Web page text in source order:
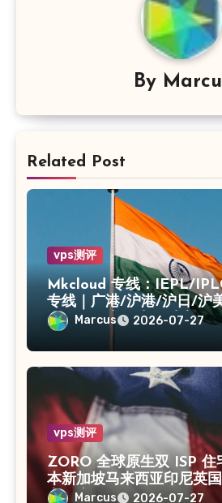
By
Related Post
vps测评
Mkcloud 专线：IEPL/
专线｜广港/沪港/沪日/沪
海CN2｜入口出口独享IP
Marcus 2026-07-27
vps测评
ZORO 全球原生双 ISP 住
本新加坡马来西亚印尼英
享静态 IPv4
Marcus 2026-07-27